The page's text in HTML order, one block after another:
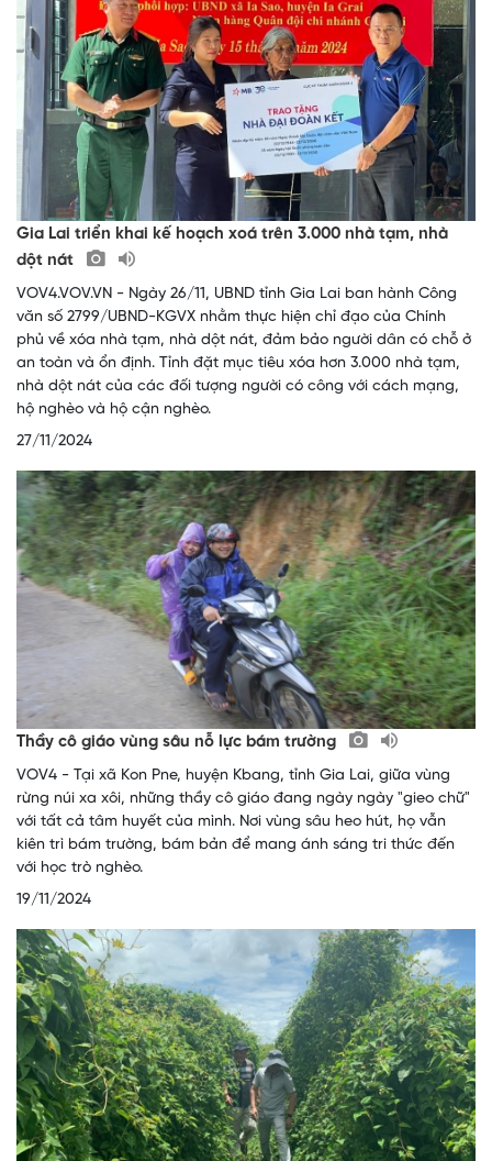
Gia Lai triển khai kế hoạch xoá trên 3.000 nhà tạm, nhà
dột nát
VOV4.VOV.VN - Ngày 26/11, UBND tỉnh Gia Lai ban hành Công
văn số 2799/UBND-KGVX nhằm thực hiện chỉ đạo của Chính
phủ về xóa nhà tạm, nhà dột nát, đảm bảo người dân có chỗ ở
an toàn và ổn định. Tỉnh đặt mục tiêu xóa hơn 3.000 nhà tạm,
nhà dột nát của các đối tượng người có công với cách mạng,
hộ nghèo và hộ cận nghèo.
27/11/2024
Thầy cô giáo vùng sâu nỗ lực bám trường
VOV4 - Tại xã Kon Pne, huyện Kbang, tỉnh Gia Lai, giữa vùng
rừng núi xa xôi, những thầy cô giáo đang ngày ngày "gieo chữ"
với tất cả tâm huyết của mình. Nơi vùng sâu heo hút, họ vẫn
kiên trì bám trường, bám bản để mang ánh sáng tri thức đến
với học trò nghèo.
19/11/2024